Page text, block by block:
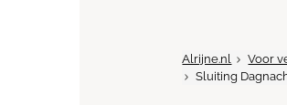
Alrijne.nl Voor
Sluiting